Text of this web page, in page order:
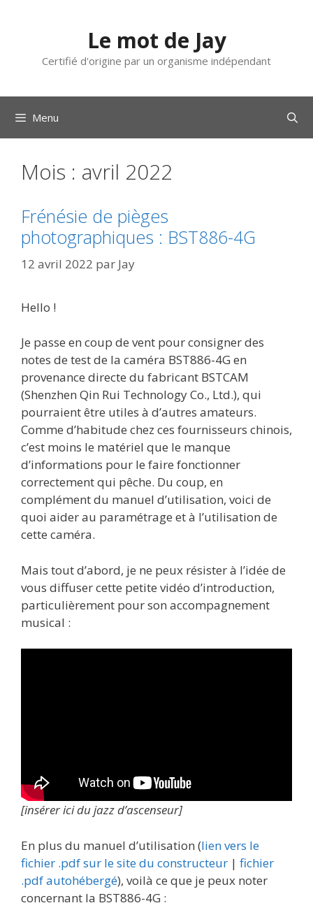
Le mot de Jay
Certifié d'origine par un organisme indépendant
Menu
Mois : avril 2022
Frénésie de pièges
photographiques : BST886-4G
12 avril 2022 par Jay
Hello !
Je passe en coup de vent pour consigner des
notes de test de la caméra BST886-4G en
provenance directe du fabricant BSTCAM
(Shenzhen Qin Rui Technology Co., Ltd.), qui
pourraient être utiles à d’autres amateurs.
Comme d’habitude chez ces fournisseurs chinois,
c’est moins le matériel que le manque
d’informations pour le faire fonctionner
correctement qui pêche. Du coup, en
complément du manuel d’utilisation, voici de
quoi aider au paramétrage et à l’utilisation de
cette caméra.
Mais tout d’abord, je ne peux résister à l’idée de
vous diffuser cette petite vidéo d’introduction,
particulièrement pour son accompagnement
musical :
[insérer ici du jazz d’ascenseur]
En plus du manuel d’utilisation (lien vers le
fichier .pdf sur le site du constructeur | fichier
.pdf autohébergé), voilà ce que je peux noter
concernant la BST886-4G :